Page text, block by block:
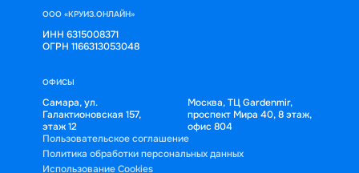
ООО «КРУИЗ.ОНЛАЙН»
ИНН 6315008371
ОГРН 1166313053048
ОФИСЫ
Самара, ул.
Галактионовская 157,
этаж 12
Москва, ТЦ Gardenmir,
проспект Мира 40, 8 этаж,
офис 804
Пользовательское соглашение
Политика обработки персональных данных
Использование Cookies